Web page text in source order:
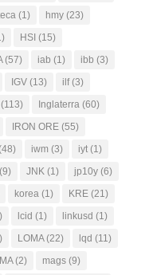
(1) hmy (23)
HSI (15)
(57) iab (1) ibb (3)
IGV (13) ilf(3)
(113) Inglaterra (60)
IRON ORE (55)
iwm (3) iyt (1)
JNK (1) jp10y (6)
korea (1) KRE (21)
lcid (1) linkusd (1)
LOMA(22) lqd (11)
MA(2) mags (9)